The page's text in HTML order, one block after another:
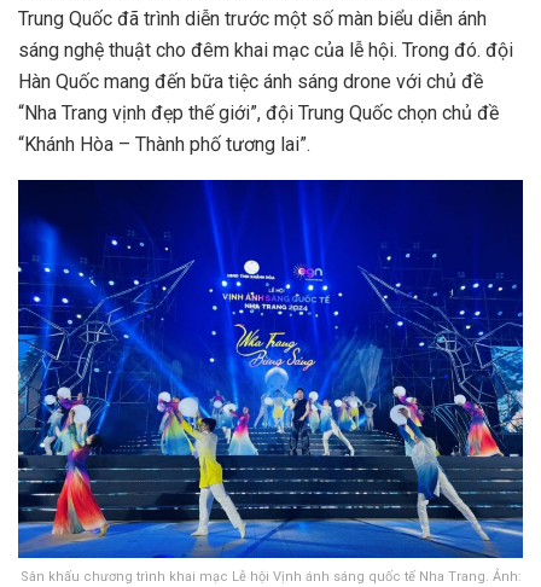
Trung Quốc đã trình diễn trước một số màn biểu diễn ánh
sáng nghệ thuật cho đêm khai mạc của lễ hội. Trong đó. đội
Hàn Quốc mang đến bữa tiệc ánh sáng drone với chủ đề
“Nha Trang vịnh đẹp thế giới”, đội Trung Quốc chọn chủ đề
“Khánh Hòa – Thành phố tương lai”.
Sân khấu chương trình khai mạc Lễ hội Vịnh ánh sáng quốc tế Nha Trang. Ảnh: